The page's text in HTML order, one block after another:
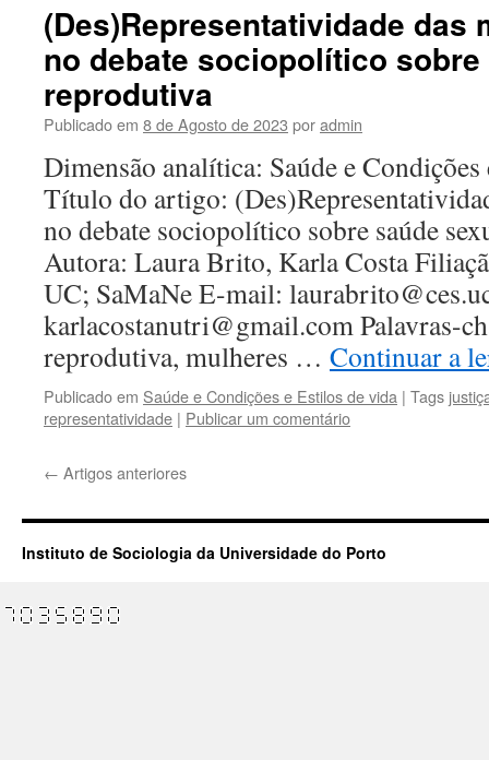
(Des)Representatividade das
no debate sociopolítico
reprodutiva
Publicado em 8 de Agosto de 2023 poradmin
Dimensão analítica: Saúde e
Título do artigo:
no debate sociopolítico sobre saúde
Autora: Laura Brito, Karla Costa
UC; SaMaNe E-mail:
karlacostanutri@gmail.com Palavras-
reprodutiva, mulheres … Continuar a
Publicado em Saúde e Condições e Estilos de vida | Tags
representatividade | Publicar um comentário
← Artigos anteriores
Instituto de Sociologia da Universidade do Porto